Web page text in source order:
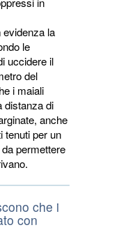
la
le
uccidere il
del
i maiali
distanza di
anche
tenuti per un
permettere
che i
con